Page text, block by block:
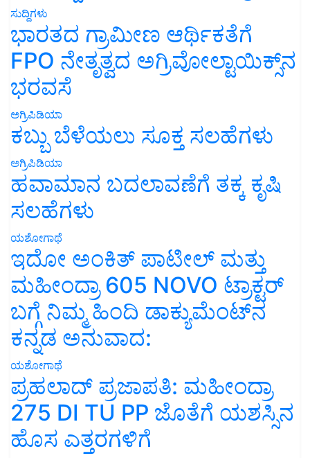
ಸುದ್ದಿಗಳು
ಭಾರತದ ಗ್ರಾಮೀಣ ಆರ್ಥಿಕತೆಗೆ
FPO ನೇತೃತ್ವದ ಅಗ್ರಿವೋಲ್ಟಾಯಿಕ್ಸ್‌ನ
ಭರವಸೆ
ಅಗ್ರಿಪಿಡಿಯಾ
ಕಬ್ಬು ಬೆಳೆಯಲು ಸೂಕ್ತ ಸಲಹೆಗಳು
ಅಗ್ರಿಪಿಡಿಯಾ
ಹವಾಮಾನ ಬದಲಾವಣೆಗೆ ತಕ್ಕ ಕೃಷಿ
ಸಲಹೆಗಳು
ಯಶೋಗಾಥೆ
ಇದೋ ಅಂಕಿತ್ ಪಾಟೀಲ್ ಮತ್ತು
ಮಹೀಂದ್ರಾ 605 NOVO ಟ್ರಾಕ್ಟರ್
ಬಗ್ಗೆ ನಿಮ್ಮ ಹಿಂದಿ ಡಾಕ್ಯುಮೆಂಟ್‌ನ
ಕನ್ನಡ ಅನುವಾದ:
ಯಶೋಗಾಥೆ
ಪ್ರಹಲಾದ್ ಪ್ರಜಾಪತಿ: ಮಹೀಂದ್ರಾ
275 DI TU PP ಜೊತೆಗೆ ಯಶಸ್ಸಿನ
ಹೊಸ ಎತ್ತರಗಳಿಗೆ